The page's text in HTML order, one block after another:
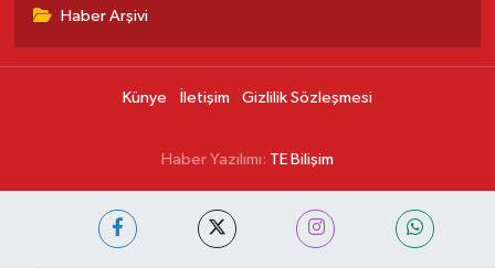
Haber Arşivi
Künye İletişim Gizlilik Sözleşmesi
Haber Yazılımı: TE Bilişim